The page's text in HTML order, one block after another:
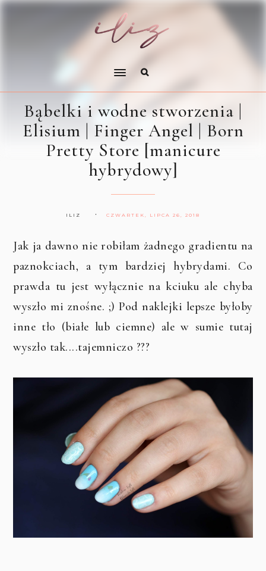
Bąbelki i wodne stworzenia |
Elisium | Finger Angel | Born
Pretty Store [manicure
hybrydowy]
ILIZ CZWARTEK, LIPCA 26, 2018
Jak ja dawno nie robiłam żadnego gradientu na
paznokciach, a tym bardziej hybrydami. Co
prawda tu jest wyłącznie na kciuku ale chyba
wyszło mi znośne. ;) Pod naklejki lepsze byłoby
inne tło (białe lub ciemne) ale w sumie tutaj
wyszło tak....tajemniczo ???